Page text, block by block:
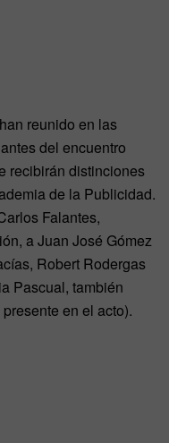
reunido en las
del encuentro
recibirán distinciones
de la Publicidad.
Falantes,
a Juan José Gómez
Robert Rodergas
Pascual, también
en el acto).